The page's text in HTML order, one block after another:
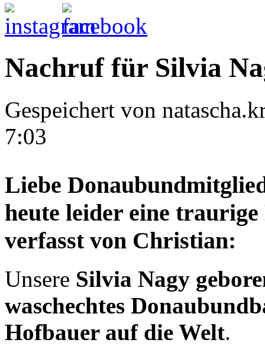
Nachruf für Silvia
Gespeichert von
7:03
Liebe
heute leider eine
verfasst von Christian:
Unsere Silvia Nagy
waschechtes
Hofbauer auf die Welt.